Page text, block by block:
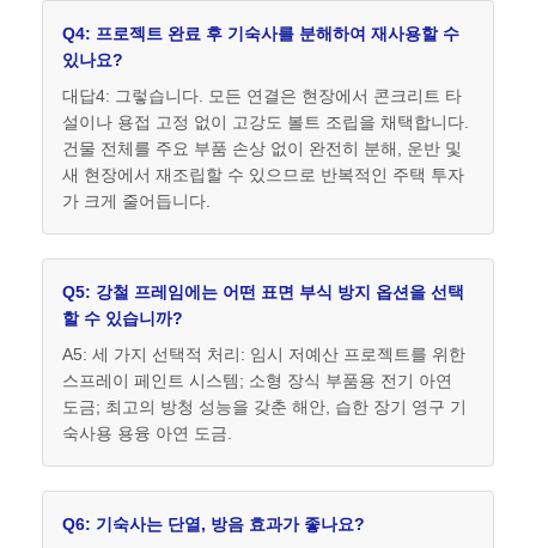
Q4: 프로젝트 완료 후 기숙사를 분해하여 재사용할 수
있나요?
대답4: 그렇습니다. 모든 연결은 현장에서 콘크리트 타
설이나 용접 고정 없이 고강도 볼트 조립을 채택합니다.
건물 전체를 주요 부품 손상 없이 완전히 분해, 운반 및
새 현장에서 재조립할 수 있으므로 반복적인 주택 투자
가 크게 줄어듭니다.
Q5: 강철 프레임에는 어떤 표면 부식 방지 옵션을 선택
할 수 있습니까?
A5: 세 가지 선택적 처리: 임시 저예산 프로젝트를 위한
스프레이 페인트 시스템; 소형 장식 부품용 전기 아연
도금; 최고의 방청 성능을 갖춘 해안, 습한 장기 영구 기
숙사용 용융 아연 도금.
Q6: 기숙사는 단열, 방음 효과가 좋나요?